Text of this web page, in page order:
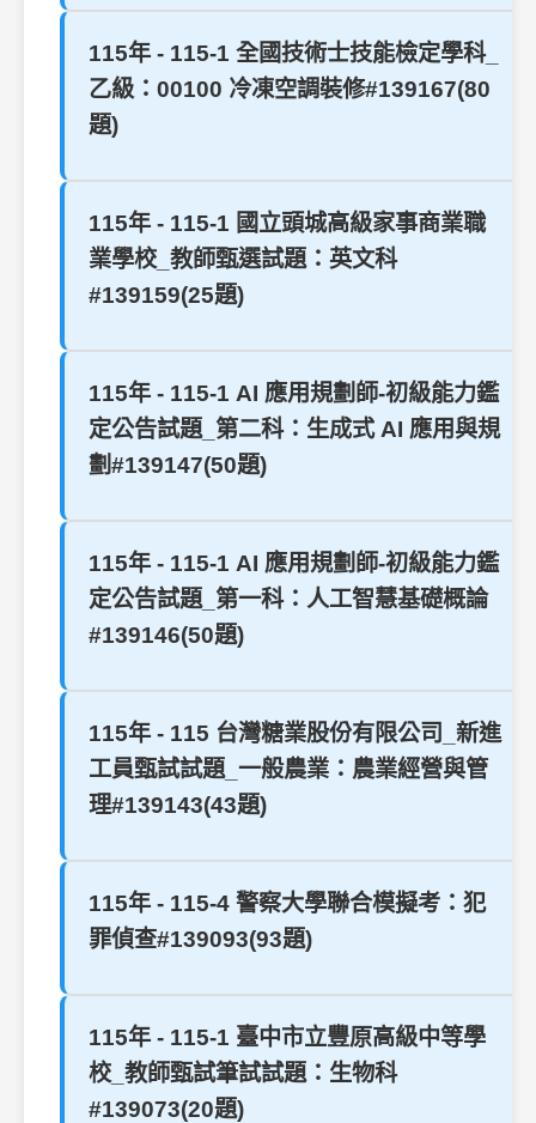
115年 - 115-1 全國技術士技能檢定學科_
乙級：00100 冷凍空調裝修#139167(80
題)
115年 - 115-1 國立頭城高級家事商業職
業學校_教師甄選試題：英文科
#139159(25題)
115年 - 115-1 AI 應用規劃師-初級能力鑑
定公告試題_第二科：生成式 AI 應用與規
劃#139147(50題)
115年 - 115-1 AI 應用規劃師-初級能力鑑
定公告試題_第一科：人工智慧基礎概論
#139146(50題)
115年 - 115 台灣糖業股份有限公司_新進
工員甄試試題_一般農業：農業經營與管
理#139143(43題)
115年 - 115-4 警察大學聯合模擬考：犯
罪偵查#139093(93題)
115年 - 115-1 臺中市立豐原高級中等學
校_教師甄試筆試試題：生物科
#139073(20題)